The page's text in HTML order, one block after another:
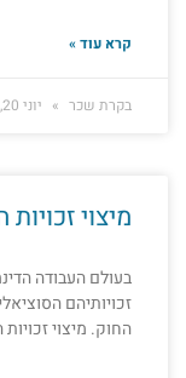
קרא עוד »
בקרת שכר יוני 20, 2018
מיצוי
בעולם העבודה
זכויותיהם
החוק. מיצוי